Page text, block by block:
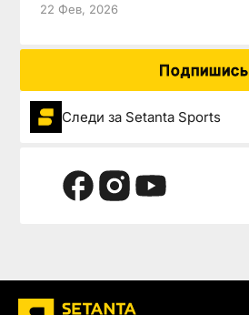
22 Фев, 2026
Подпишись
Следи за Setanta Sports